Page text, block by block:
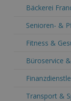
Bäckerei
Senioren- &
Fitness &
Büroservice
Transport &